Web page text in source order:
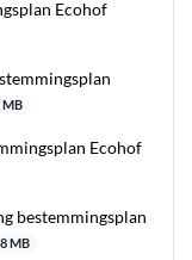
Ecohof
MB
Ecohof
bestemmingsplan
MB